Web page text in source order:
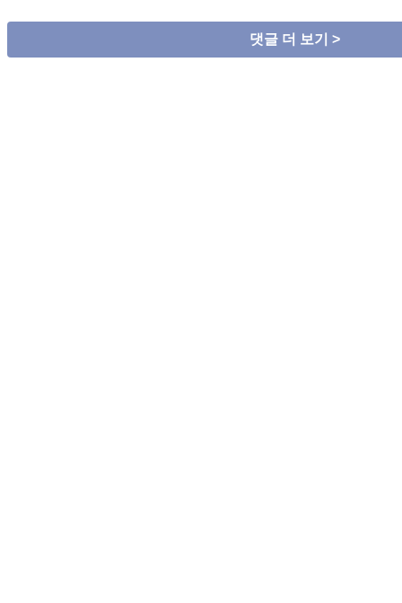
댓글 더 보기 >